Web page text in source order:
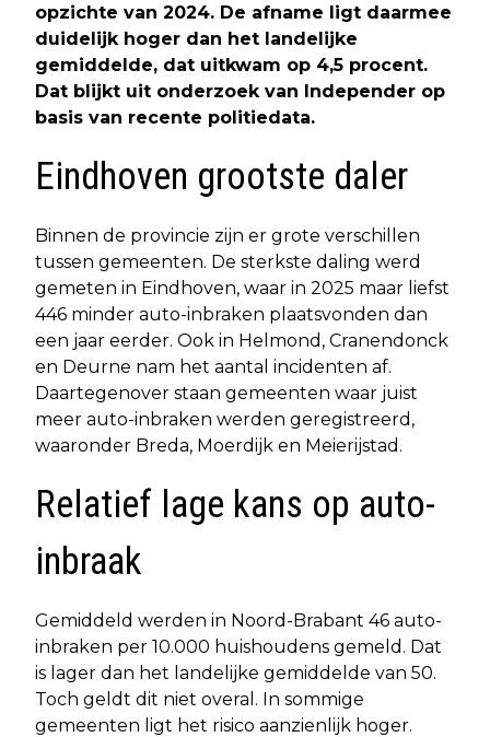
opzichte van 2024. De afname ligt daarmee
duidelijk hoger dan het landelijke
gemiddelde, dat uitkwam op 4,5 procent.
Dat blijkt uit onderzoek van Independer op
basis van recente politiedata.
Eindhoven grootste daler
Binnen de provincie zijn er grote verschillen
tussen gemeenten. De sterkste daling werd
gemeten in Eindhoven, waar in 2025 maar liefst
446 minder auto-inbraken plaatsvonden dan
een jaar eerder. Ook in Helmond, Cranendonck
en Deurne nam het aantal incidenten af.
Daartegenover staan gemeenten waar juist
meer auto-inbraken werden geregistreerd,
waaronder Breda, Moerdijk en Meierijstad.
Relatief lage kans op auto-
inbraak
Gemiddeld werden in Noord-Brabant 46 auto-
inbraken per 10.000 huishoudens gemeld. Dat
is lager dan het landelijke gemiddelde van 50.
Toch geldt dit niet overal. In sommige
gemeenten ligt het risico aanzienlijk hoger.